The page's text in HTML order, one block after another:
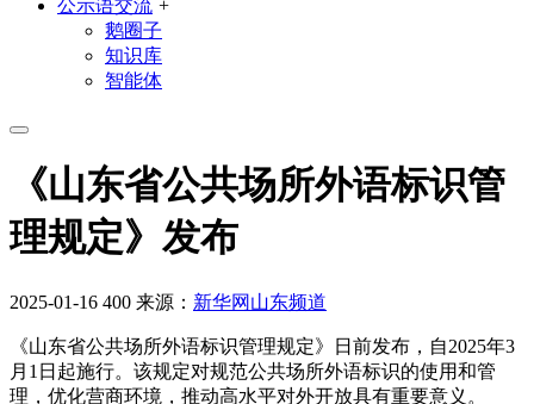
公示语交流 +
鹅圈子
知识库
智能体
《山东省公共场所外语标识管
理规定》发布
2025-01-16 400 来源： 新华网山东频道
《山东省公共场所外语标识管理规定》日前发布，自2025年3
月1日起施行。该规定对规范公共场所外语标识的使用和管
理，优化营商环境，推动高水平对外开放具有重要意义。